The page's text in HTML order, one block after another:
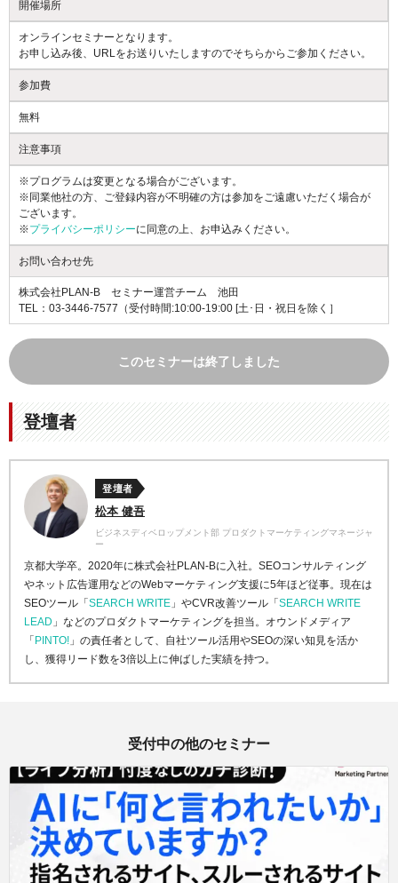
開催場所
オンラインセミナーとなります。
お申し込み後、URLをお送りいたしますのでそちらからご参加ください。
参加費
無料
注意事項
※プログラムは変更となる場合がございます。
※同業他社の方、ご登録内容が不明確の方は参加をご遠慮いただく場合が
ございます。
※プライバシーポリシーに同意の上、お申込みください。
お問い合わせ先
株式会社PLAN-B セミナー運営チーム 池田
TEL：03-3446-7577（受付時間:10:00-19:00 [土･日・祝日を除く］
このセミナーは終了しました
登壇者
登壇者
松本 健吾
ビジネスディベロップメント部 プロダクトマーケティングマネージャ
ー
京都大学卒。2020年に株式会社PLAN-Bに入社。SEOコンサルティング
やネット広告運用などのWebマーケティング支援に5年ほど従事。現在は
SEOツール「SEARCH WRITE 」やCVR改善ツール「SEARCH WRITE
LEAD 」などのプロダクトマーケティングを担当。オウンドメディア
「PINTO! 」の責任者として、自社ツール活用やSEOの深い知見を活か
し、獲得リード数を3倍以上に伸ばした実績を持つ。
受付中の他のセミナー